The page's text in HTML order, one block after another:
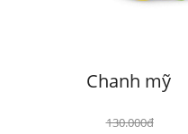
Chanh mỹ
130.000đ